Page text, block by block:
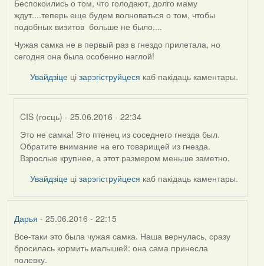
Беспокоились о том, что голодают, долго маму
ждут....теперь еще будем волноваться о том, чтобы
подобных визитов больше не было....
Чужая самка не в первый раз в гнездо прилетала, но
сегодня она была особенно наглой!
Увайдзіце цізарэгіструйцеся каб пакідаць каментары.
CIS (госць) - 25.06.2016 - 22:34
In
reply
to
(госць)
Это не самка! Это птенец из соседнего гнезда был.
Обратите внимание на его товарищей из гнезда.
Взрослые крупнее, а этот размером меньше заметно.
Увайдзіце цізарэгіструйцеся каб пакідаць каментары.
Дарья - 25.06.2016 - 22:15
Все-таки это была чужая самка. Наша вернулась, сразу
бросилась кормить малышей: она сама принесла
полевку.